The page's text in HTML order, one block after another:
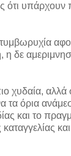
ότι υπάρχουν
η δε
χυδαία,
τα όρια
και το